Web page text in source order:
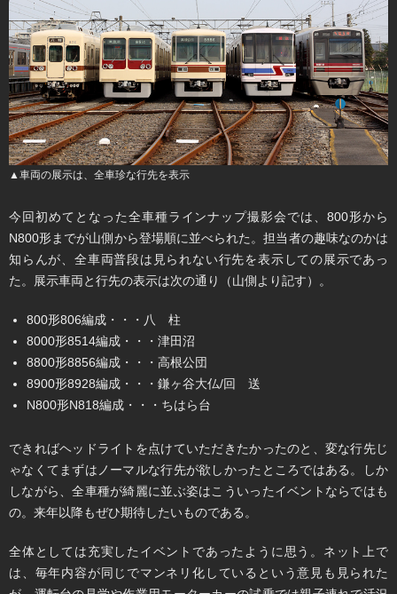
▲車両の展示は、全車珍な行先を表示
今回初めてとなった全車種ラインナップ撮影会では、800形から
N800形までが山側から登場順に並べられた。担当者の趣味なのかは
知らんが、全車両普段は見られない行先を表示しての展示であっ
た。展示車両と行先の表示は次の通り（山側より記す）。
800形806編成・・・八 柱
8000形8514編成・・・津田沼
8800形8856編成・・・高根公団
8900形8928編成・・・鎌ヶ谷大仏/回 送
N800形N818編成・・・ちはら台
できればヘッドライトを点けていただきたかったのと、変な行先じ
ゃなくてまずはノーマルな行先が欲しかったところではある。しか
しながら、全車種が綺麗に並ぶ姿はこういったイベントならではも
の。来年以降もぜひ期待したいものである。
全体としては充実したイベントであったように思う。ネット上で
は、毎年内容が同じでマンネリ化しているという意見も見られた